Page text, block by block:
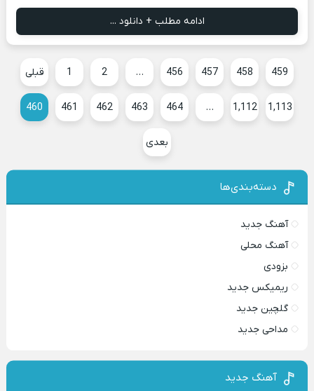
ادامه مطلب + دانلود ...
قبلی 1 2 … 456 457 458 459
460 461 462 463 464 … 1,112 1,113
بعدی
دسته‌بندی‌ها
آهنگ جدید
آهنگ محلی
بزودی
ریمیکس جدید
گلچین جدید
مداحی جدید
آهنگ جدید